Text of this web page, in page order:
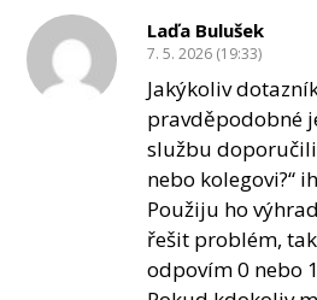
Laďa Bulušek
7. 5. 2026 (19:33)
Jakýkoliv
pravděpodobné
službu
nebo kolegovi?“
Použiju ho
řešit problém,
odpovím 0 nebo